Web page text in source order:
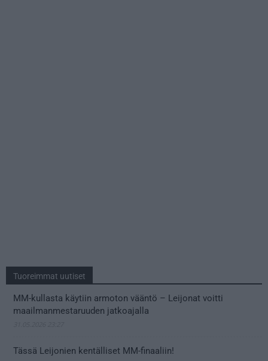
Tuoreimmat uutiset
MM-kullasta käytiin armoton vääntö – Leijonat voitti
maailmanmestaruuden jatkoajalla
Tässä Leijonien kentälliset MM-finaaliin!